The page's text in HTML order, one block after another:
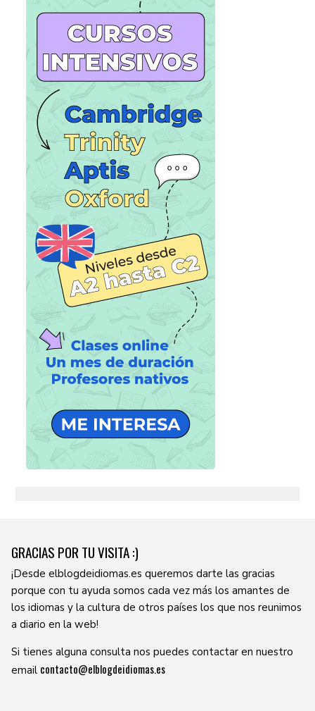
GRACIAS POR TU VISITA :)
¡Desde elblogdeidiomas.es queremos darte las gracias
porque con tu ayuda somos cada vez más los amantes de
los idiomas y la cultura de otros países los que nos reunimos
a diario en la web!
Si tienes alguna consulta nos puedes contactar en nuestro
email contacto@elblogdeidiomas.es